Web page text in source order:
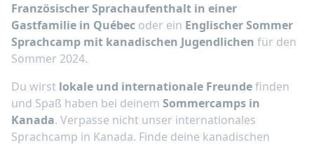
Französischer Sprachaufenthalt in einer
Gastfamilie in Québec oder ein Englischer Sommer
Sprachcamp mit kanadischen Jugendlichen für den
Sommer 2024.
Du wirst lokale und internationale Freundefinden
und Spaß haben bei deinem Sommercamps in
Kanada. Verpasse nicht unser internationales
Sprachcamp in Kanada. Finde deine kanadischen